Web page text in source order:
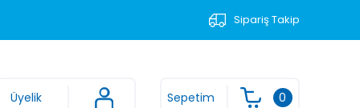
Sipariş Takip
Üyelik Sepetim 0